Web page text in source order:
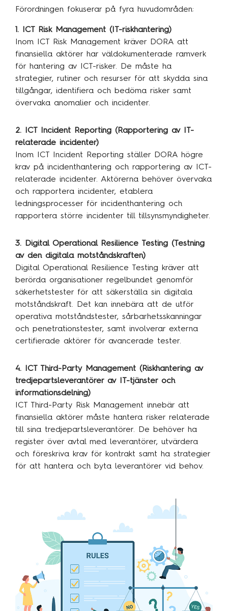
Pressmeddelanden
Insikter
Event & webinars
Pressmeddelanden
Rapporter
Det digitala undret
Kontakta oss
Förordningen fokuserar på fyra huvudområden:
1. ICT Risk Management (IT-riskhantering)
Inom ICT Risk Management kräver DORA att
finansiella aktörer har väldokumenterade ramverk
för hantering av ICT-risker. De måste ha
strategier, rutiner och resurser för att skydda sina
tillgångar, identifiera och bedöma risker samt
övervaka anomalier och incidenter.
2. ICT Incident Reporting (Rapportering av IT-
relaterade incidenter)
Inom ICT Incident Reporting ställer DORA högre
krav på incidenthantering och rapportering av ICT-
relaterade incidenter. Aktörerna behöver övervaka
och rapportera incidenter, etablera
ledningsprocesser för incidenthantering och
rapportera större incidenter till tillsynsmyndigheter.
3. Digital Operational Resilience Testing (Testning
av den digitala motståndskraften)
Digital Operational Resilience Testing kräver att
berörda organisationer regelbundet genomför
säkerhetstester för att säkerställa sin digitala
motståndskraft. Det kan innebära att de utför
operativa motståndstester, sårbarhetsskanningar
och penetrationstester, samt involverar externa
certifierade aktörer för avancerade tester.
4. ICT Third-Party Management (Riskhantering av
tredjepartsleverantörer av IT-tjänster och
informationsdelning)
ICT Third-Party Risk Management innebär att
finansiella aktörer måste hantera risker relaterade
till sina tredjepartsleverantörer. De behöver ha
register över avtal med leverantörer, utvärdera
och föreskriva krav för kontrakt samt ha strategier
för att hantera och byta leverantörer vid behov.